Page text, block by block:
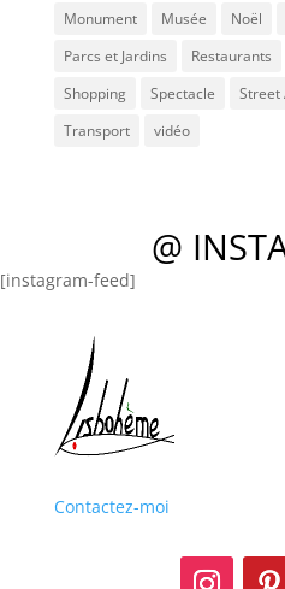
Monument
Musée Noël
Parcs et Jardins
Restaurants
Shopping
Spectacle Street
Transport
vidéo
@
[instagram-feed]
Contactez-moi